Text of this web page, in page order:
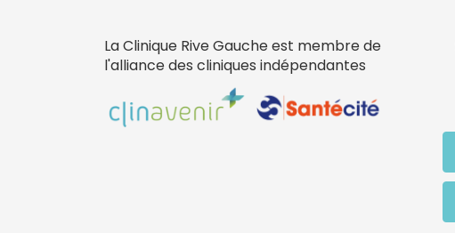
La Clinique Rive Gauche est membre de
l'alliance des cliniques indépendantes